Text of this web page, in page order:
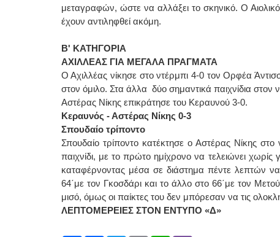
μεταγραφών, ώστε να αλλάξει το σκηνικό. Ο
έχουν αντιληφθεί ακόμη.
Β' ΚΑΤΗΓΟΡΙΑ
ΑΧΙΛΛΕΑΣ ΓΙΑ ΜΕΓΑΛΑ ΠΡΑΓΜΑΤΑ
Ο Αχιλλέας νίκησε στο ντέρμπι 4-0 τον Ορφέα
στον όμιλο. Στα άλλα δύο σημαντικά παιχνίδια στον
Αστέρας Νίκης επικράτησε του Κεραυνού 3-0.
Κεραυνός - Αστέρας Νίκης 0-3
Σπουδαίο τρίποντο
Σπουδαίο τρίποντο κατέκτησε ο Αστέρας Νίκης
παιχνίδι, με το πρώτο ημίχρονο να τελειώνει
καταφέρνοντας μέσα σε διάστημα πέντε λεπτών να
64΄με τον Γκοσδάρι και το άλλο στο 66΄με τον
μισό, όμως οι παίκτες του δεν μπόρεσαν να τις
ΛΕΠΤΟΜΕΡΕΙΕΣ ΣΤΟΝ ΕΝΤΥΠΟ «Δ»